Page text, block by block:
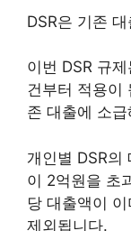
DSR은 기존
이번 DSR 규제
건부터 적용이
존 대출에 소
개인별 DSR의
이 2억원을 초
당 대출액이
제외됩니다.